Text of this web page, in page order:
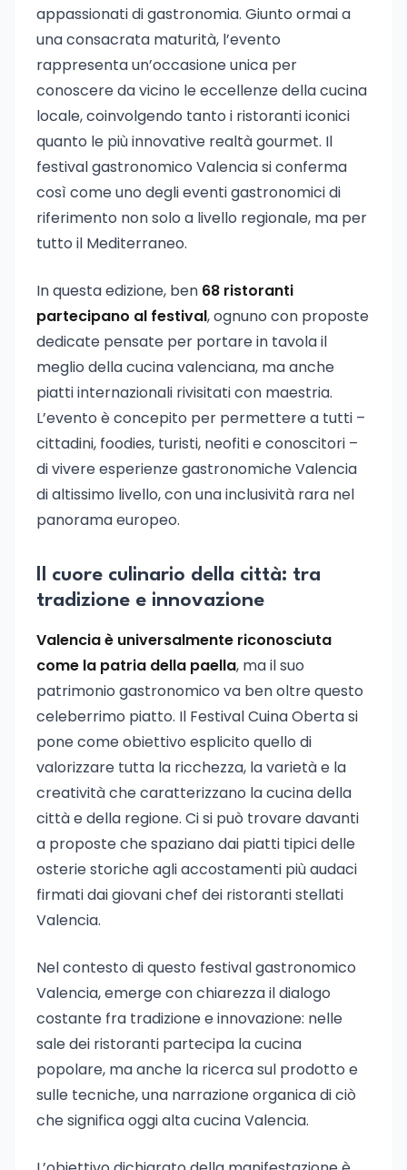
appassionati di gastronomia. Giunto ormai a
una consacrata maturità, l’evento
rappresenta un’occasione unica per
conoscere da vicino le eccellenze della cucina
locale, coinvolgendo tanto i ristoranti iconici
quanto le più innovative realtà gourmet. Il
festival gastronomico Valencia si conferma
così come uno degli eventi gastronomici di
riferimento non solo a livello regionale, ma per
tutto il Mediterraneo.
In questa edizione, ben 68 ristoranti
partecipano al festival, ognuno con proposte
dedicate pensate per portare in tavola il
meglio della cucina valenciana, ma anche
piatti internazionali rivisitati con maestria.
L’evento è concepito per permettere a tutti –
cittadini, foodies, turisti, neofiti e conoscitori –
di vivere esperienze gastronomiche Valencia
di altissimo livello, con una inclusività rara nel
panorama europeo.
Il cuore culinario della città: tra
tradizione e innovazione
Valencia è universalmente riconosciuta
come la patria della paella, ma il suo
patrimonio gastronomico va ben oltre questo
celeberrimo piatto. Il Festival Cuina Oberta si
pone come obiettivo esplicito quello di
valorizzare tutta la ricchezza, la varietà e la
creatività che caratterizzano la cucina della
città e della regione. Ci si può trovare davanti
a proposte che spaziano dai piatti tipici delle
osterie storiche agli accostamenti più audaci
firmati dai giovani chef dei ristoranti stellati
Valencia.
Nel contesto di questo festival gastronomico
Valencia, emerge con chiarezza il dialogo
costante fra tradizione e innovazione: nelle
sale dei ristoranti partecipa la cucina
popolare, ma anche la ricerca sul prodotto e
sulle tecniche, una narrazione organica di ciò
che significa oggi alta cucina Valencia.